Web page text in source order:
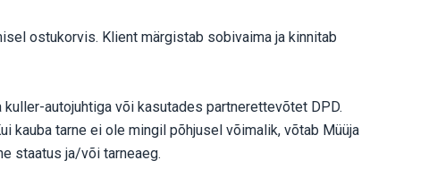
ostukorvis. Klient märgistab sobivaima ja kinnitab
autojuhtiga või kasutades partnerettevõtet DPD.
kauba tarne ei ole mingil põhjusel võimalik, võtab Müüja
staatus ja/või tarneaeg.